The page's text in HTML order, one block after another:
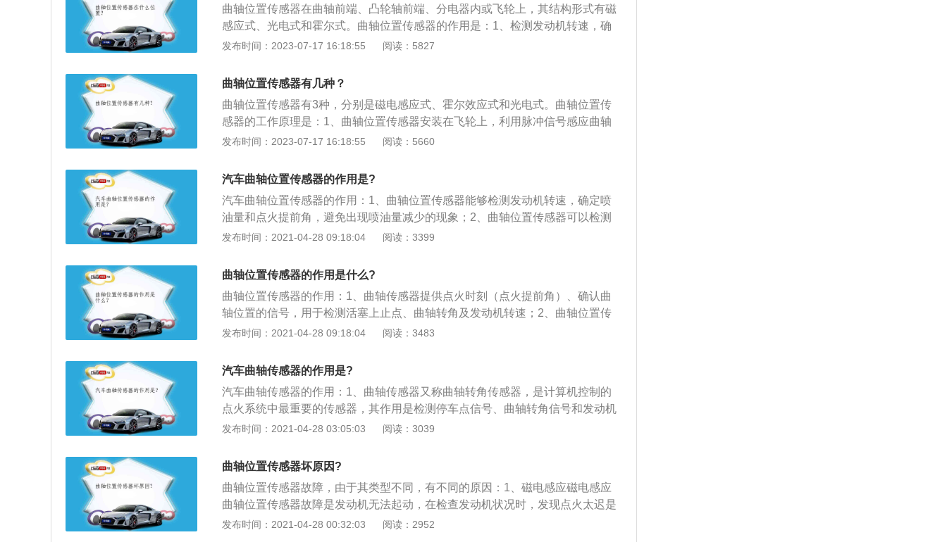
曲轴位置传感器在曲轴前端、凸轮轴前端、分电器内或飞轮上，其结构形式有磁
感应式、光电式和霍尔式。曲轴位置传感器的作用是：1、检测发动机转速，确
定喷油量和点火提前角，避免喷油量减少；2、检测发动机基准缸的基准位置，
和喷油时刻。曲轴位置传感器的测量方法是：1、观察仪表盘显示的发动机转
速；2、用万用表测量传感器的1与2端之间的电阻值。
发布时间：2023-07-17 16:18:55 阅读：5827
曲轴位置传感器有几种？
曲轴位置传感器有3种，分别是磁电感应式、霍尔效应式和光电式。曲轴位置传
感器的工作原理是：1、曲轴位置传感器安装在飞轮上，利用脉冲信号感应曲轴
位置，判定曲轴旋转时发动机的转速和活塞的相对位置；2、发动机控制单元使
喷油器。曲轴位置传感器的作用是：1、确定曲轴的转角以及发动机的转速；2、
曲轴位置传感器配合凸轮轴位置传感器一起工作，确定发动机的点火时刻。
发布时间：2023-07-17 16:18:55 阅读：5660
汽车曲轴位置传感器的作用是?
汽车曲轴位置传感器的作用：1、曲轴位置传感器能够检测发动机转速，确定喷
油量和点火提前角，避免出现喷油量减少的现象；2、曲轴位置传感器可以检测
发动机基准缸的基准位置，进行缸序判别；3、曲轴位置传感器能够检测曲轴转
火的最佳时刻；4、曲轴位置传感器除了控制喷油和点火之外，还用于怠速控
制、燃油蒸发控制等，合理的使用曲轴位置传感器可以对汽车的工作情况有一个
更加准确的了解。
发布时间：2021-04-28 09:18:04 阅读：3399
曲轴位置传感器的作用是什么?
曲轴位置传感器的作用：1、曲轴传感器提供点火时刻（点火提前角）、确认曲
轴位置的信号，用于检测活塞上止点、曲轴转角及发动机转速；2、曲轴位置传
感器所采用的结构随车型不同而不同，可分为磁脉冲式、光电式和霍尔式三大
发布时间：2021-04-28 09:18:04 阅读：3483
汽车曲轴传感器的作用是?
汽车曲轴传感器的作用：1、曲轴传感器又称曲轴转角传感器，是计算机控制的
点火系统中最重要的传感器，其作用是检测停车点信号、曲轴转角信号和发动机
转速信号，并将其输入计算机，使计算机能按气缸的点火顺序发出最佳点火时刻
式曲轴位置传感器（桑塔纳2000轿车、北京切诺基）、光电效应式曲轴位置传感
器；3、曲轴位置传感器类型不同，其控制方式和控制精度也不同，曲轴位置传
感器一般安装在曲轴皮带轮或链轮的侧面，有的安装在凸轮轴前端。
发布时间：2021-04-28 03:05:03 阅读：3039
曲轴位置传感器坏原因?
曲轴位置传感器故障，由于其类型不同，有不同的原因：1、磁电感应磁电感应
曲轴位置传感器故障是发动机无法起动，在检查发动机状况时，发现点火太迟是
发动机无法起动的真正原因；2、霍尔效应霍尔效应式曲轴位置传感器是发动机
发布时间：2021-04-28 00:32:03 阅读：2952